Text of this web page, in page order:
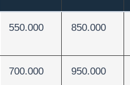
550.000 850.000
700.000 950.000